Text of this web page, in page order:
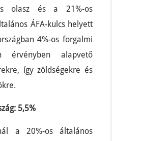
olasz és a 21%-os
ÁFA-kulcs helyett
4%-os forgalmi
érvényben alapvető
így zöldségekre és
5,5%
a 20%-os általános